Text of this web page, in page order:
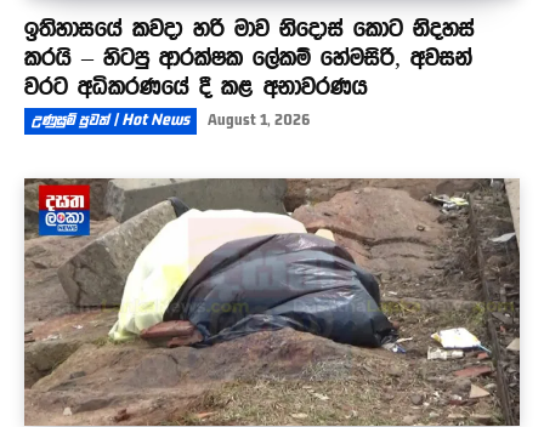
ඉතිහාසයේ කවදා හරි මාව නිදොස් කොට නිදහස්
කරයි – හිටපු ආරක්ෂක ලේකම් හේමසිරි, අවසන්
වරට අධිකරණයේ දී කළ අනාවරණය
උණුසුම් පුවත් | Hot News August 1, 2026